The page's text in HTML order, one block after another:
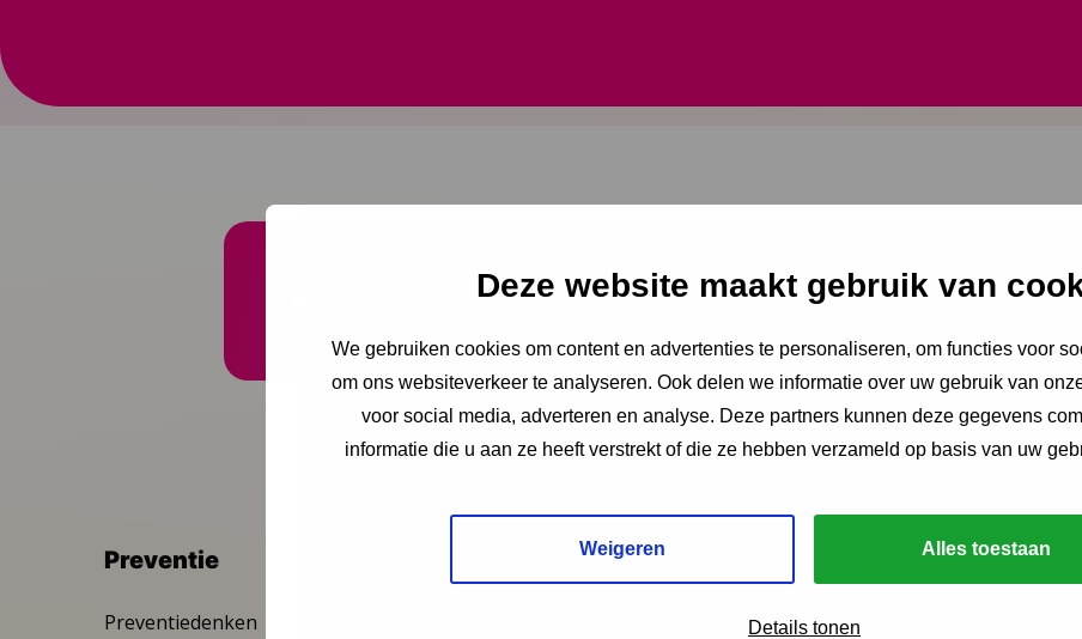
Deze website maakt gebruik van
We gebruiken cookies om content en advertenties te personaliseren, om functies voor
om ons websiteverkeer te analyseren. Ook delen we informatie over uw gebruik van
voor social media, adverteren en analyse. Deze partners kunnen deze gegevens
informatie die u aan ze heeft verstrekt of die ze hebben verzameld op basis van uw
Weigeren Alles toestaan
Details tonen
Onze nieuwsbrief ontvangen?
Preventie
Preventiedenken
Interventies Onderzoek
NCJ onderzoekspartner